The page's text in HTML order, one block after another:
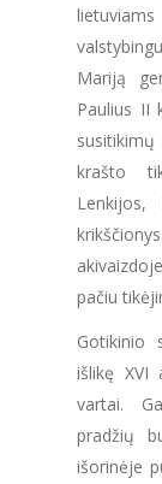
Mariją
Paulius II
krašto
pačiu
Gotikinio
išlikę XVI
vartai.
pradžių
išorinėje